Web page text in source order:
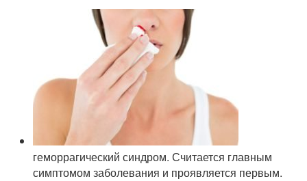
геморрагический синдром. Считается главным
симптомом заболевания и проявляется первым.